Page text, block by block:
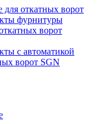
откатных ворот
фурнитуры
ворот
с автоматикой
ворот SGN